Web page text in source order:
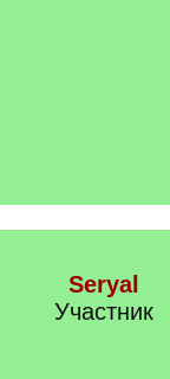
Seryal
Участник